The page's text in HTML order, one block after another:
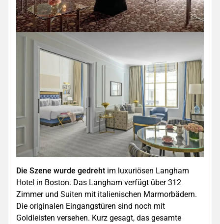
Die Szene wurde gedreht im luxuriösen Langham
Hotel in Boston. Das Langham verfügt über 312
Zimmer und Suiten mit italienischen Marmorbädern.
Die originalen Eingangstüren sind noch mit
Goldleisten versehen. Kurz gesagt, das gesamte